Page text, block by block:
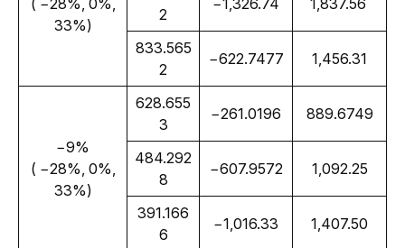
33%)
2
−1,326.74 1,837.56
833.565
2
−622.7477 1,456.31
−9%
33%)
628.655
3
−261.0196 889.6749
484.292
8
−607.9572 1,092.25
391.166
6
−1,016.33 1,407.50